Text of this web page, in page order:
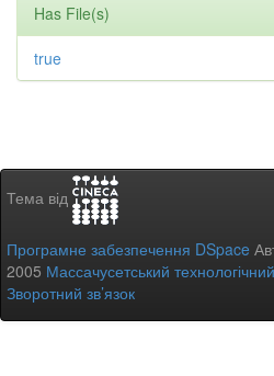
Has File(s)
true
Тема від
Програмне забезпечення DSpace
2005 Массачусетський
Зворотний зв’язок